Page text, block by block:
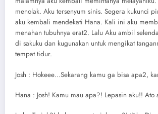
menolak. Aku tersenyum sinis. Segera kukunci
aku kembali mendekati Hana. Kali ini aku
menahan tubuhnya erat2. Lalu Aku ambil
di sakuku dan kugunakan untuk mengikat
tempat tidur.
Josh : Hokeee…Sekarang kamu ga bisa apa2,
Hana : Josh! Kamu mau apa?! Lepasin aku!!